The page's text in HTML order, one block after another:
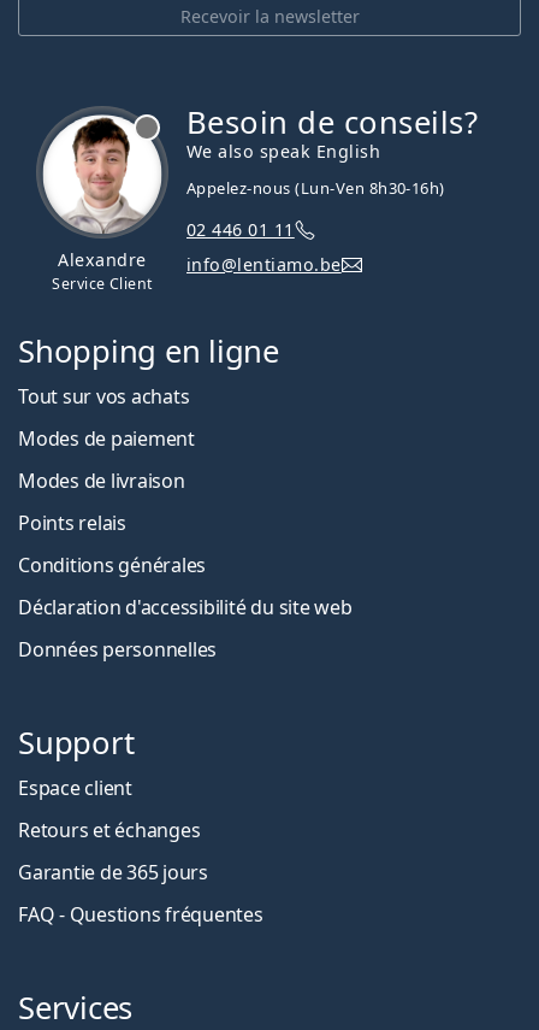
Recevoir la newsletter
Alexandre
Service Client
Besoin de conseils?
We also speak English
Appelez-nous (Lun-Ven 8h30-16h)
02 446 01 11
info@lentiamo.be
Shopping en ligne
Tout sur vos achats
Modes de paiement
Modes de livraison
Points relais
Conditions générales
Déclaration d'accessibilité du site web
Données personnelles
Support
Espace client
Retours et échanges
Garantie de 365 jours
FAQ - Questions fréquentes
Services